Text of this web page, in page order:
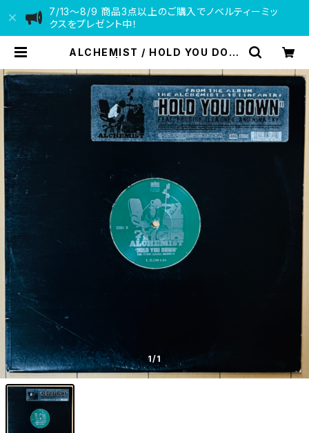
7/13〜8/9 商品3点以上のご購入でノベルティーミッ
クスをプレゼント中！
ALCHEMIST / HOLD YOU DOW
1/1